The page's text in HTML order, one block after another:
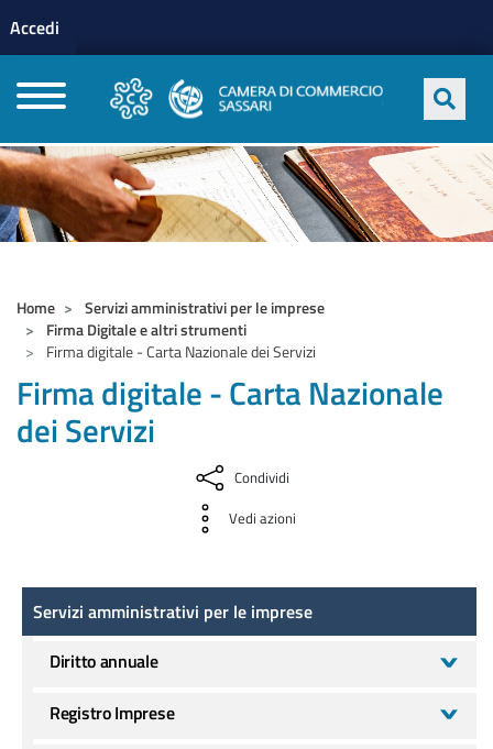
profilo utente
Accedi
Home
Servizi amministrativi per le imprese
Firma Digitale e altri strumenti
Firma digitale - Carta Nazionale dei Servizi
Firma digitale - Carta Nazionale
dei Servizi
Condividi
Vedi azioni
Servizi amministrativi per le imprese
Servizi amministrativi per le imprese
Diritto annuale
Registro Imprese